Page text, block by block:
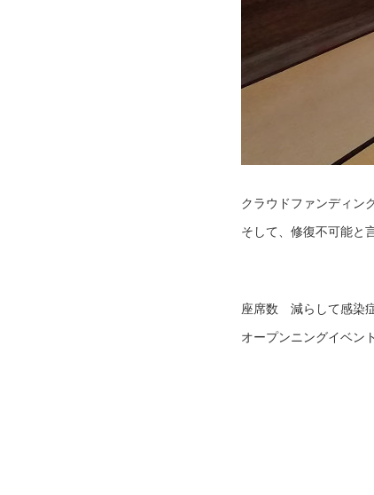
クラウドファンディン
そして、修復不可能と
座席数 減らして感染
オープンニングイベン